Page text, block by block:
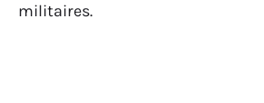
militaires.